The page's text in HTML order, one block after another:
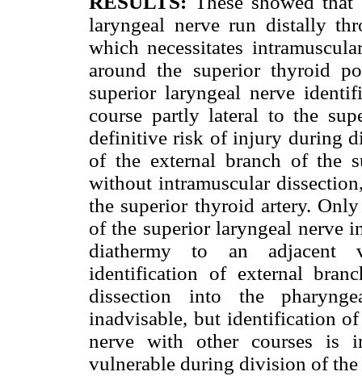
laryngeal nerve run distally
which necessitates
around the superior thyroid
superior laryngeal nerve
course partly lateral to the
definitive risk of injury during
of the external branch of the
without intramuscular
the superior thyroid artery.
of the superior laryngeal nerve
diathermy to an adjacent
identification of external
dissection into the
inadvisable, but identification
nerve with other courses is
vulnerable during division of